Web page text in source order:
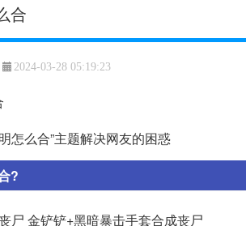
合
2024-03-28 05:19:23
怎么合”主题解决网友的困惑
?
尸 金铲铲+黑暗暴击手套合成丧尸